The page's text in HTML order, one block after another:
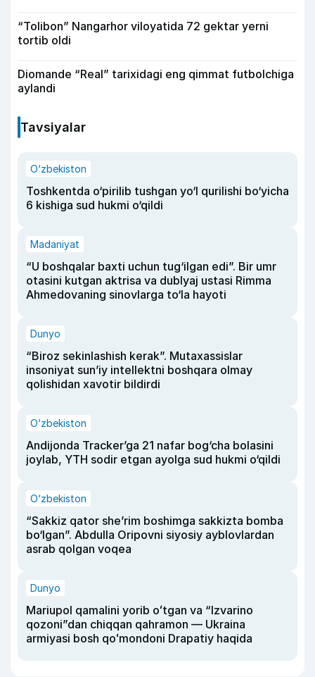
“Tolibon” Nangarhor viloyatida 72 gektar yerni
tortib oldi
Diomande “Real” tarixidagi eng qimmat futbolchiga
aylandi
Tavsiyalar
O‘zbekiston
Toshkentda o‘pirilib tushgan yo‘l qurilishi bo‘yicha
6 kishiga sud hukmi o‘qildi
Madaniyat
“U boshqalar baxti uchun tug‘ilgan edi”. Bir umr
otasini kutgan aktrisa va dublyaj ustasi Rimma
Ahmedovaning sinovlarga to‘la hayoti
Dunyo
“Biroz sekinlashish kerak”. Mutaxassislar
insoniyat sun’iy intellektni boshqara olmay
qolishidan xavotir bildirdi
O‘zbekiston
Andijonda Tracker’ga 21 nafar bog‘cha bolasini
joylab, YTH sodir etgan ayolga sud hukmi o‘qildi
O‘zbekiston
“Sakkiz qator she’rim boshimga sakkizta bomba
bo‘lgan”. Abdulla Oripovni siyosiy ayblovlardan
asrab qolgan voqea
Dunyo
Mariupol qamalini yorib oʻtgan va “Izvarino
qozoni”dan chiqqan qahramon — Ukraina
armiyasi bosh qoʻmondoni Drapatiy haqida